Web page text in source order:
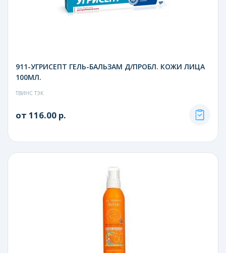
911-УГРИСЕПТ ГЕЛЬ-БАЛЬЗАМ Д/ПРОБЛ. КОЖИ ЛИЦА
100МЛ.
ТВИНС ТЭК
от 116.00 р.